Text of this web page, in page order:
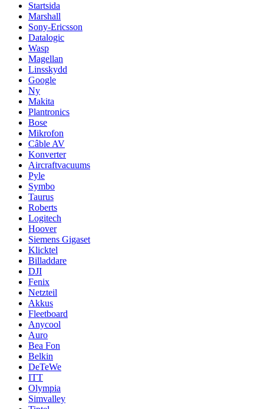
Startsida
Marshall
Sony-Ericsson
Datalogic
Wasp
Magellan
Linsskydd
Google
Ny
Makita
Plantronics
Bose
Mikrofon
Câble AV
Konverter
Aircraftvacuums
Pyle
Symbo
Taurus
Roberts
Logitech
Hoover
Siemens Gigaset
Klicktel
Billaddare
DJI
Fenix
Netzteil
Akkus
Fleetboard
Anycool
Auro
Bea Fon
Belkin
DeTeWe
ITT
Olympia
Simvalley